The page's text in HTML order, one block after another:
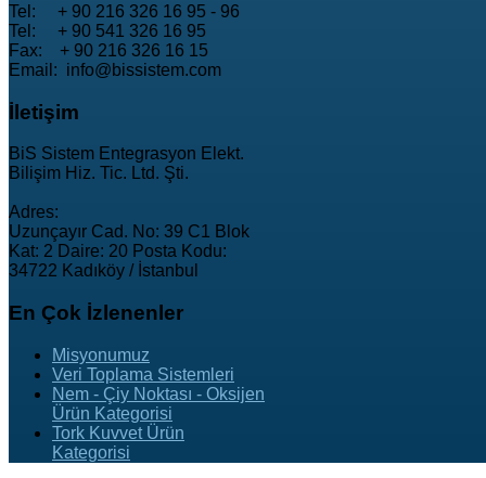
Tel: + 90 216 326 16 95 - 96
Tel: + 90 541 326 16 95
Fax: + 90 216 326 16 15
Email: info@bissistem.com
İletişim
BiS Sistem Entegrasyon Elekt.
Bilişim Hiz. Tic. Ltd. Şti.
Adres:
Uzunçayır Cad. No: 39 C1 Blok
Kat: 2 Daire: 20 Posta Kodu:
34722 Kadıköy / İstanbul
En Çok İzlenenler
Misyonumuz
Veri Toplama Sistemleri
Nem - Çiy Noktası - Oksijen
Ürün Kategorisi
Tork Kuvvet Ürün
Kategorisi